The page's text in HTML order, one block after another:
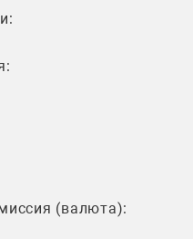
(валюта):